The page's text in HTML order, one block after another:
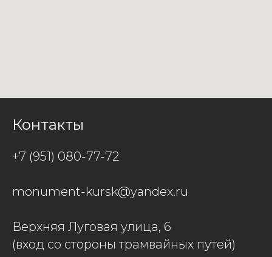
Контакты
+7 (951) 080-77-72
monument-kursk@yandex.ru
Верхняя Луговая улица, 6
(вход со стороны трамвайных путей)